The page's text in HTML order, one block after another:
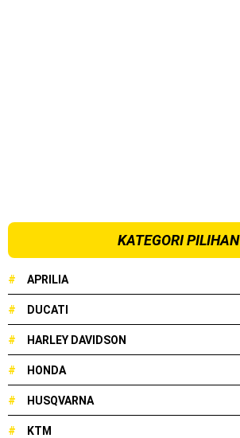
KATEGORI PILIHAN
# APRILIA
# DUCATI
# HARLEY DAVIDSON
# HONDA
# HUSQVARNA
# KTM